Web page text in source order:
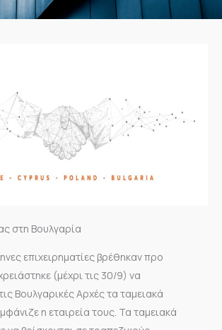
στη Βουλγαρία
επιχειρηματίες βρέθηκαν προ
(μέχρι τις 30/9) να
Βουλγαρικές Αρχές τα ταμειακά
η εταιρεία τους. Τα ταμειακά